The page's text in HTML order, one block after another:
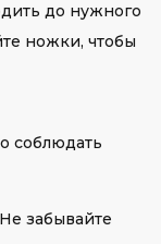
до нужного
ножки, чтобы
соблюдать
забывайте